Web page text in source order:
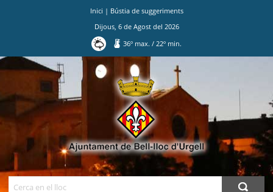
Inici | Bústia de suggeriments
Dijous, 6de Agostdel 2026
36º max./ 22º min.